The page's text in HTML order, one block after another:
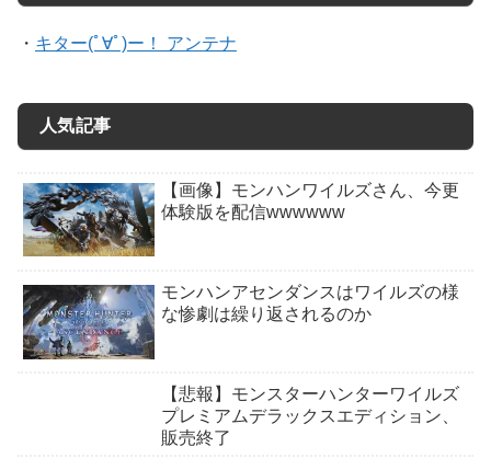
・ キター(ﾟ∀ﾟ)ー！ アンテナ
人気記事
【画像】モンハンワイルズさん、今更
体験版を配信wwwwww
モンハンアセンダンスはワイルズの様
な惨劇は繰り返されるのか
【悲報】モンスターハンターワイルズ
プレミアムデラックスエディション、
販売終了